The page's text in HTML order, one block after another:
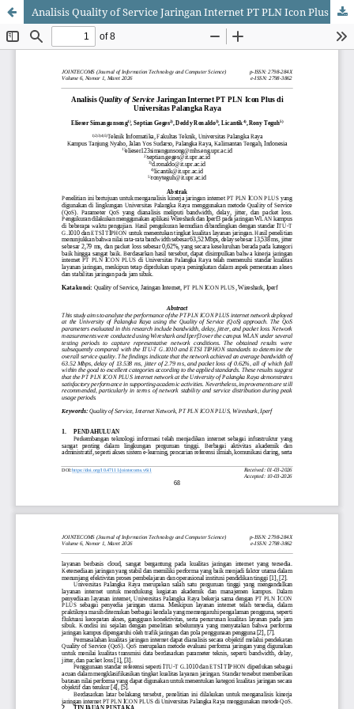
Analisis Quality of Service Jaringan Internet PT PLN Icon Plus di Universitas Palangka Raya